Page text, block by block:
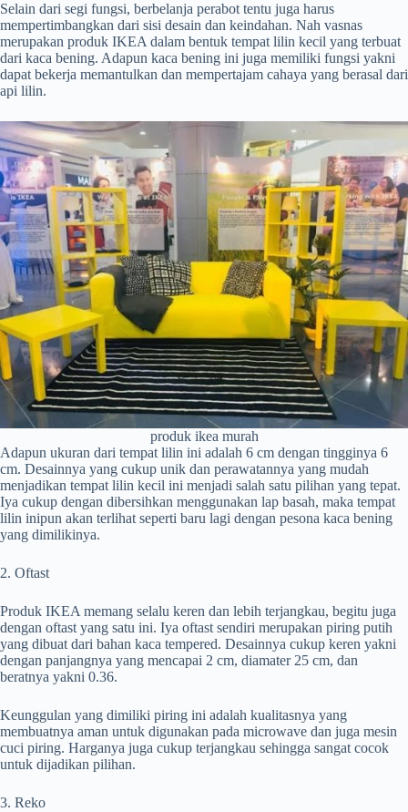
Selain dari segi fungsi, berbelanja perabot tentu juga harus
mempertimbangkan dari sisi desain dan keindahan. Nah vasnas
merupakan produk IKEA dalam bentuk tempat lilin kecil yang terbuat
dari kaca bening. Adapun kaca bening ini juga memiliki fungsi yakni
dapat bekerja memantulkan dan mempertajam cahaya yang berasal dari
api lilin.
produk ikea murah
Adapun ukuran dari tempat lilin ini adalah 6 cm dengan tingginya 6
cm. Desainnya yang cukup unik dan perawatannya yang mudah
menjadikan tempat lilin kecil ini menjadi salah satu pilihan yang tepat.
Iya cukup dengan dibersihkan menggunakan lap basah, maka tempat
lilin inipun akan terlihat seperti baru lagi dengan pesona kaca bening
yang dimilikinya.
2. Oftast
Produk IKEA memang selalu keren dan lebih terjangkau, begitu juga
dengan oftast yang satu ini. Iya oftast sendiri merupakan piring putih
yang dibuat dari bahan kaca tempered. Desainnya cukup keren yakni
dengan panjangnya yang mencapai 2 cm, diamater 25 cm, dan
beratnya yakni 0.36.
Keunggulan yang dimiliki piring ini adalah kualitasnya yang
membuatnya aman untuk digunakan pada microwave dan juga mesin
cuci piring. Harganya juga cukup terjangkau sehingga sangat cocok
untuk dijadikan pilihan.
3. Reko